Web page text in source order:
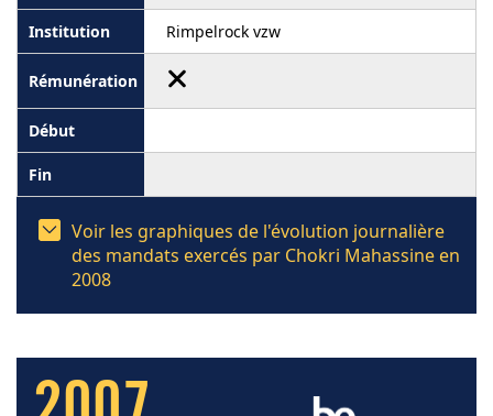
Rimpelrock vzw
Voir les graphiques de l'évolution journalière
des mandats exercés par Chokri Mahassine en
2008